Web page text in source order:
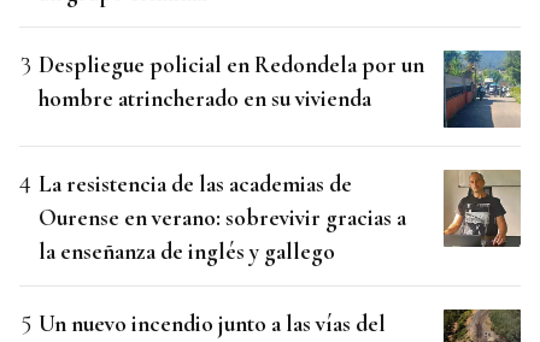
Despliegue policial en Redondela por un
hombre atrincherado en su vivienda
La resistencia de las academias de
Ourense en verano: sobrevivir gracias a
la enseñanza de inglés y gallego
Un nuevo incendio junto a las vías del